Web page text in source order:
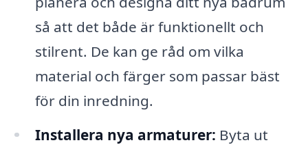
så att det både är funktionellt och
stilrent. De kan ge råd om vilka
material och färger som passar bäst
för din inredning.
Installera nya armaturer: Byta ut